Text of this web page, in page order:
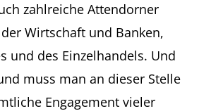
zahlreiche Attendorner
Wirtschaft und Banken,
und des Einzelhandels. Und
muss man an dieser Stelle
Engagement vieler